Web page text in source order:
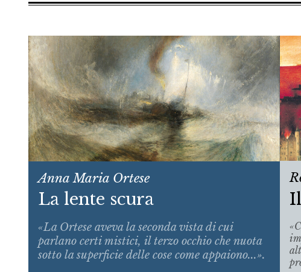
Anna Maria Ortese
La lente scura
«La Ortese aveva la seconda vista di cui
parlano certi mistici, il terzo occhio che nuota
sotto la superficie delle cose come appaiono...».